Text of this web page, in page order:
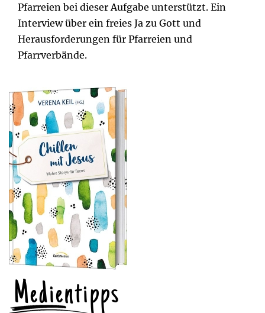
Pfarreien bei dieser Aufgabe unterstützt. Ein
Interview über ein freies Ja zu Gott und
Herausforderungen für Pfarreien und
Pfarrverbände.
Medientipps